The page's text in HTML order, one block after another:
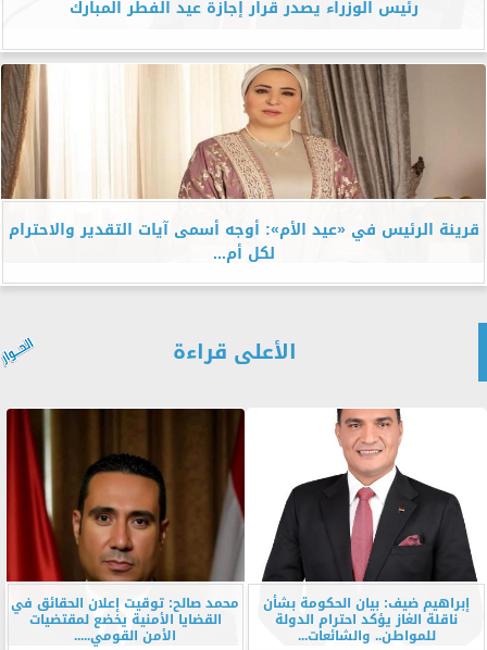
رئيس الوزراء يصدر قرار إجازة عيد الفطر المبارك
قرينة الرئيس في «عيد الأم»: أوجه أسمى آيات التقدير والاحترام
لكل أم...
الأعلى قراءة
إبراهيم ضيف: بيان الحكومة بشأن
ناقلة الغاز يؤكد احترام الدولة
للمواطن.. والشائعات...
محمد صالح: توقيت إعلان الحقائق في
القضايا الأمنية يخضع لمقتضيات
الأمن القومي.....